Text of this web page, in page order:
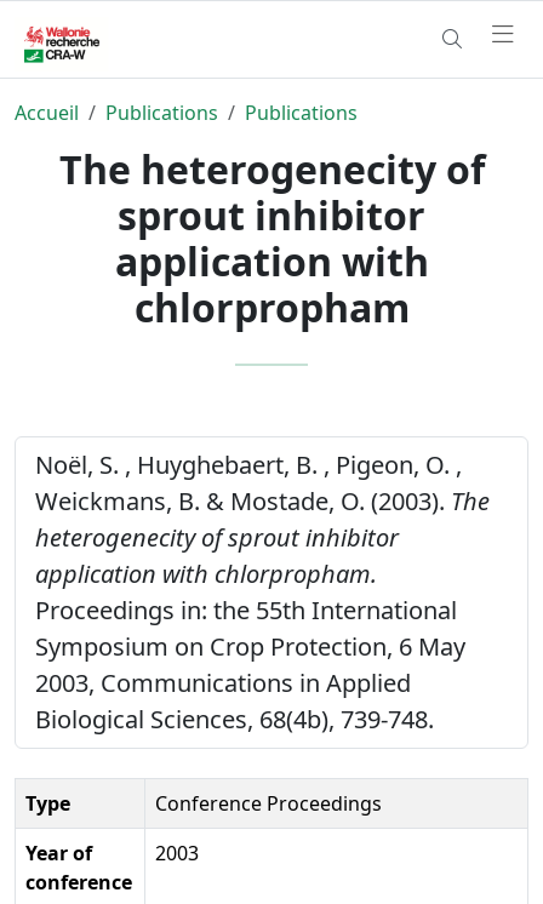
Accueil Publications Publications
The heterogenecity of
sprout inhibitor
application with
chlorpropham
Noël, S. , Huyghebaert, B. , Pigeon, O. ,
Weickmans, B. & Mostade, O. (2003). The
heterogenecity of sprout inhibitor
application with chlorpropham.
Proceedings in: the 55th International
Symposium on Crop Protection, 6 May
2003, Communications in Applied
Biological Sciences, 68(4b), 739-748.
Type
Conference Proceedings
Year of
conference
2003